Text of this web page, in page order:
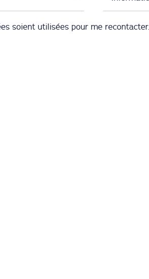
soient utilisées pour me recontacter.